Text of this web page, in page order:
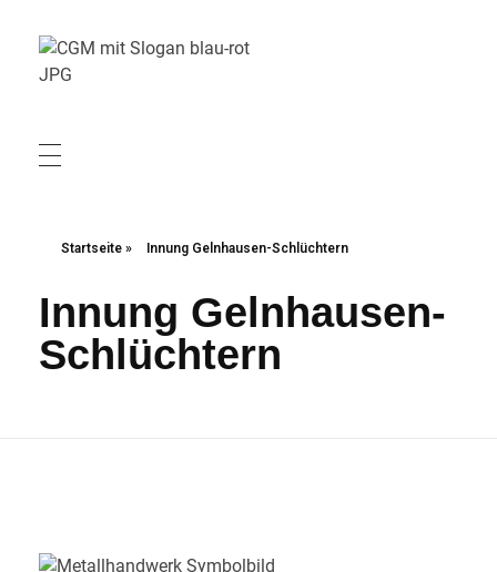
Startseite » Innung Gelnhausen-Schlüchtern
Innung Gelnhausen-
Schlüchtern